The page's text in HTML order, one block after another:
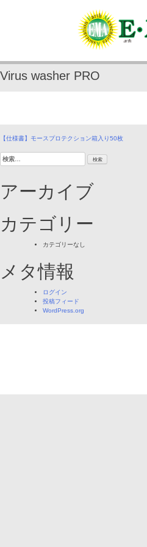
Virus washer PRO
投
稿
ナ
ビ
ゲ
シ
ョ
【仕様書】モースプロテクション箱入り50枚
検
索:
アーカイブ
カテゴリー
カテゴリーなし
メタ情報
ログイン
投稿フィード
WordPress.org